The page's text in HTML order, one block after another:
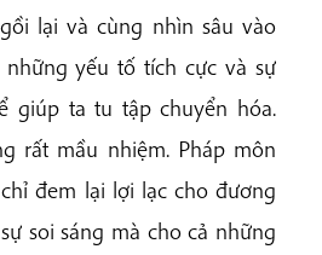
lại và cùng nhìn sâu vào
yếu tố tích cực và sự
giúp ta tu tập chuyển hóa.
rất mầu nhiệm. Pháp môn
đem lại lợi lạc cho đương
soi sáng mà cho cả những